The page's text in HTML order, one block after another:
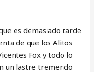
es demasiado tarde
de que los Alitos
Fox y todo lo
un lastre tremendo